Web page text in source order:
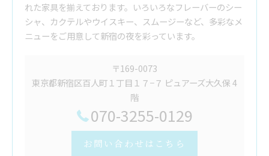
れた家具を揃えております。いろいろなフレーバーのシー
シャ、カクテルやウイスキー、スムージーなど、多彩なメ
ニューをご用意して新宿の夜を彩っています。
〒169-0073
東京都新宿区百人町１丁目１７−７ ピュアーズ大久保 4
階
070-3255-0129
お問い合わせはこちら